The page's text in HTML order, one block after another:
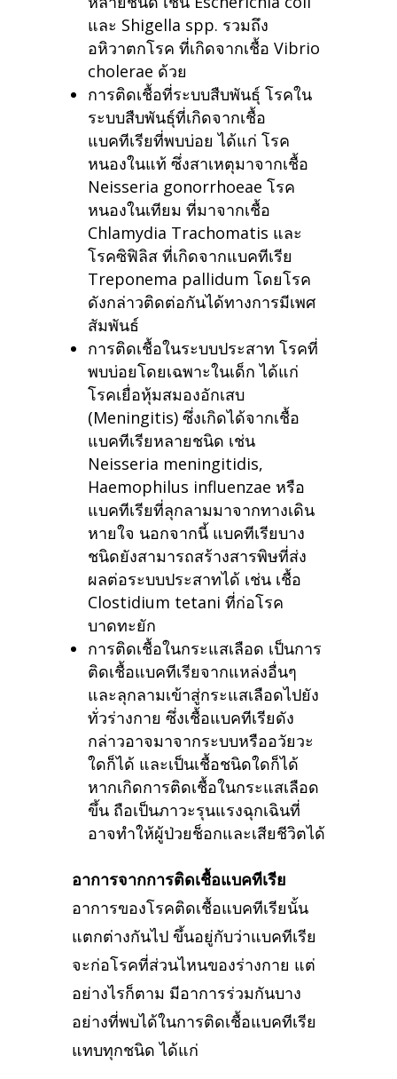
และ Shigella spp. รวมถึง
อหิวาตกโรค ที่เกิดจากเชื้อ Vibrio
cholerae ด้วย
การติดเชื้อที่ระบบสืบพันธุ์ โรคใน
ระบบสืบพันธุ์ที่เกิดจากเชื้อ
แบคทีเรียที่พบบ่อย ได้แก่ โรค
หนองในแท้ ซึ่งสาเหตุมาจากเชื้อ
Neisseria gonorrhoeae โรค
หนองในเทียม ที่มาจากเชื้อ
Chlamydia Trachomatis และ
โรคซิฟิลิส ที่เกิดจากแบคทีเรีย
Treponema pallidum โดยโรค
ดังกล่าวติดต่อกันได้ทางการมีเพศ
สัมพันธ์
การติดเชื้อในระบบประสาท โรคที่
พบบ่อยโดยเฉพาะในเด็ก ได้แก่
โรคเยื่อหุ้มสมองอักเสบ
(Meningitis) ซึ่งเกิดได้จากเชื้อ
แบคทีเรียหลายชนิด เช่น
Neisseria meningitidis,
Haemophilus influenzae หรือ
แบคทีเรียที่ลุกลามมาจากทางเดิน
หายใจ นอกจากนี้ แบคทีเรียบาง
ชนิดยังสามารถสร้างสารพิษที่ส่ง
ผลต่อระบบประสาทได้ เช่น เชื้อ
Clostidium tetani ที่ก่อโรค
บาดทะยัก
การติดเชื้อในกระแสเลือด เป็นการ
ติดเชื้อแบคทีเรียจากแหล่งอื่นๆ
และลุกลามเข้าสู่กระแสเลือดไปยัง
ทั่วร่างกาย ซึ่งเชื้อแบคทีเรียดัง
กล่าวอาจมาจากระบบหรืออวัยวะ
ใดก็ได้ และเป็นเชื้อชนิดใดก็ได้
หากเกิดการติดเชื้อในกระแสเลือด
ขึ้น ถือเป็นภาวะรุนแรงฉุกเฉินที่
อาจทำให้ผู้ป่วยช็อกและเสียชีวิตได้
อาการจากการติดเชื้อแบคทีเรีย
อาการของโรคติดเชื้อแบคทีเรียนั้น
แตกต่างกันไป ขึ้นอยู่กับว่าแบคทีเรีย
จะก่อโรคที่ส่วนไหนของร่างกาย แต่
อย่างไรก็ตาม มีอาการร่วมกันบาง
อย่างที่พบได้ในการติดเชื้อแบคทีเรีย
แทบทุกชนิด ได้แก่